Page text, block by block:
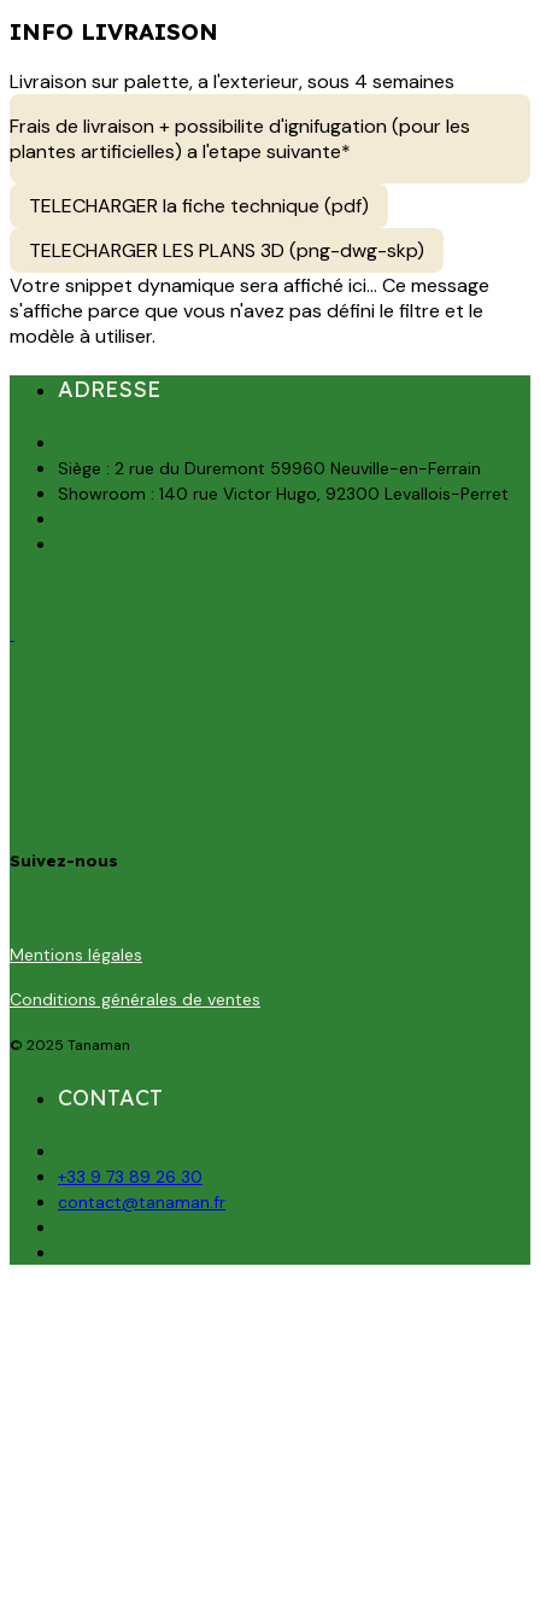
INFO LIVRAISON
Livraison sur palette, a l'exterieur, sous 4 semaines
Frais de livraison + possibilite d'ignifugation (pour les
plantes artificielles) a l'etape suivante*
TELECHARGER la fiche technique (pdf)
TELECHARGER LES PLANS 3D (png-dwg-skp)
Votre snippet dynamique sera affiché ici... Ce message
s'affiche parce que vous n'avez pas défini le filtre et le
modèle à utiliser.
ADRESSE
Siège : 2 rue du Duremont 59960 Neuville-en-Ferrain
Showroom : 140 rue Victor Hugo, 92300 Levallois-Perret
Suivez-nous
Mentions légales
Conditions générales de ventes
© 2025 Tanaman
CONTACT
+33 9 73 89 26 30
contact@tanaman.fr